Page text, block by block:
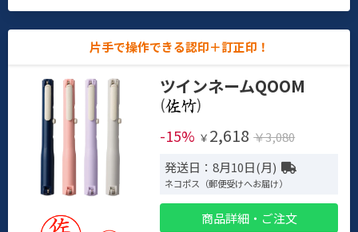
片手で操作できる認印＋訂正印！
ツインネームQOOM
(
)
-15% ￥ 2,618 ￥3,080
発送日：8月10日(月)
ネコポス（郵便受けへお届け）
商品詳細・ご注文